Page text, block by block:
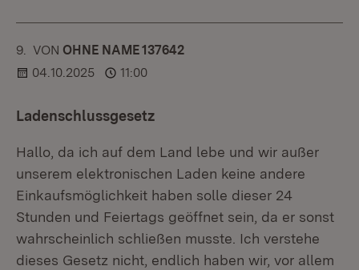
9. KOMMENTAR
VON :OHNE NAME 137642
04.10.2025
11:00
Ladenschlussgesetz
Hallo, da ich auf dem Land lebe und wir außer
unserem elektronischen Laden keine andere
Einkaufsmöglichkeit haben solle dieser 24
Stunden und Feiertags geöffnet sein, da er sonst
wahrscheinlich schließen musste. Ich verstehe
dieses Gesetz nicht, endlich haben wir, vor allem